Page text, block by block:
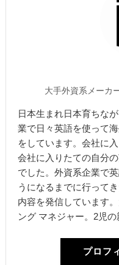
大手外資系メーカ
日本生まれ日本育ちな
業で日々英語を使って
をしています。会社に
会社に入りたての自分
でした。外資系企業で
うになるまでに行って
内容を発信しています
ング マネジャー。2児の
プロフ